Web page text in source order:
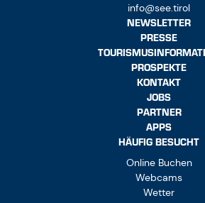
info@see.tirol
NEWSLETTER
PRESSE
PROSPEKTE
KONTAKT
JOBS
PARTNER
APPS
HÄUFIG BESUCHT
Online Buchen
Webcams
Wetter